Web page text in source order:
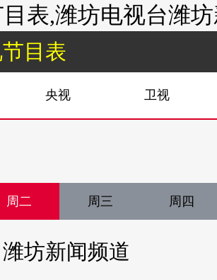
表,潍坊电视台潍
目表
央视 卫视
周二 周三 周四
潍坊新闻频道